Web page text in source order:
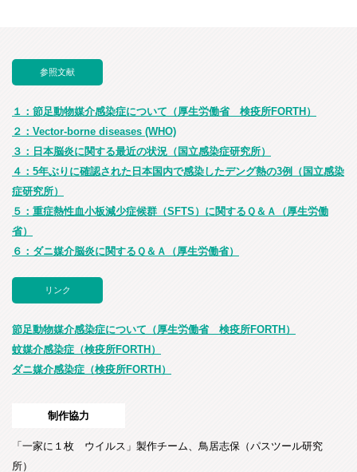
参照文献
１：節足動物媒介感染症について（厚生労働省 検疫所FORTH）
２：Vector-borne diseases (WHO)
３：日本脳炎に関する最近の状況（国立感染症研究所）
４：5年ぶりに確認された日本国内で感染したデング熱の3例（国立感染
症研究所）
５：重症熱性血小板減少症候群（SFTS）に関するＱ＆Ａ（厚生労働
省）
６：ダニ媒介脳炎に関するＱ＆Ａ（厚生労働省）
リンク
節足動物媒介感染症について（厚生労働省 検疫所FORTH）
蚊媒介感染症（検疫所FORTH）
ダニ媒介感染症（検疫所FORTH）
制作協力
「一家に１枚 ウイルス」製作チーム、鳥居志保（パスツール研究
所）